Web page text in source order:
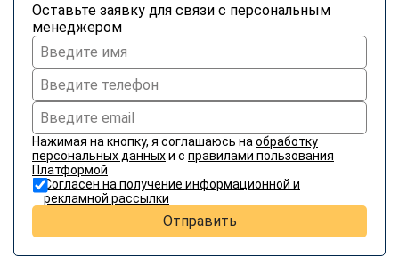
Оставьте заявку для связи с персональным
менеджером
Нажимая на кнопку, я соглашаюсь на обработку
персональных данныхи с правилами пользования
Платформой
Согласен на получение информационной и
рекламной рассылки
Отправить